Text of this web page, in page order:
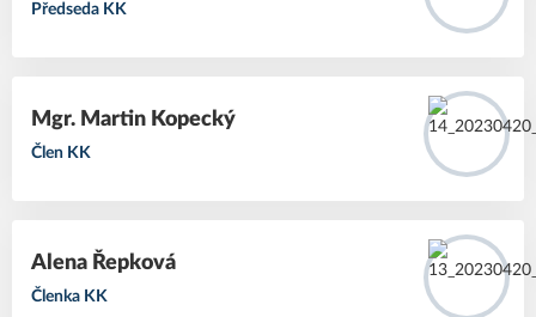
Předseda KK
Mgr. Martin Kopecký
Člen KK
Alena Řepková
Členka KK